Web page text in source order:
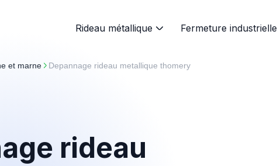
Rideau métallique Fermeture industrielle
et marne Depannage rideau metallique thomery
rideau